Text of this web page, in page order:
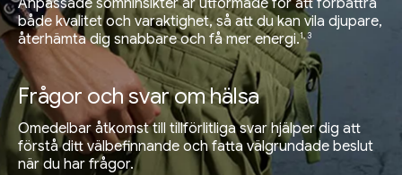
både kvalitet och varaktighet, så att du kan vila djupare,
återhämta dig snabbare och få mer energi.1, 3
Frågor och svar om hälsa
Omedelbar åtkomst till tillförlitliga svar hjälper dig att
förstå ditt välbefinnande och fatta välgrundade beslut
när du har frågor.